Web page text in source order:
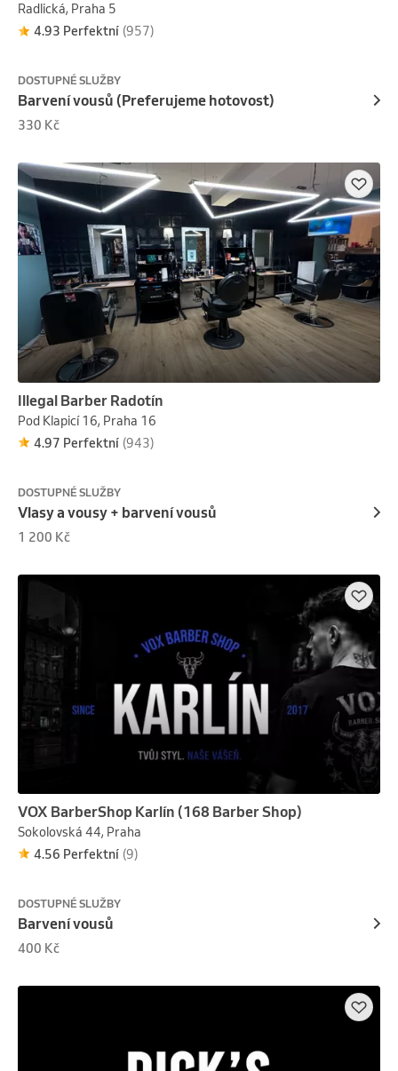
Radlická, Praha 5
4.93 Perfektní (957)
DOSTUPNÉ SLUŽBY
Barvení vousů (Preferujeme hotovost)
330 Kč
Illegal Barber Radotín
Pod Klapicí 16, Praha 16
4.97 Perfektní (943)
DOSTUPNÉ SLUŽBY
Vlasy a vousy + barvení vousů
1 200 Kč
VOX BarberShop Karlín (168 Barber Shop)
Sokolovská 44, Praha
4.56 Perfektní (9)
DOSTUPNÉ SLUŽBY
Barvení vousů
400 Kč